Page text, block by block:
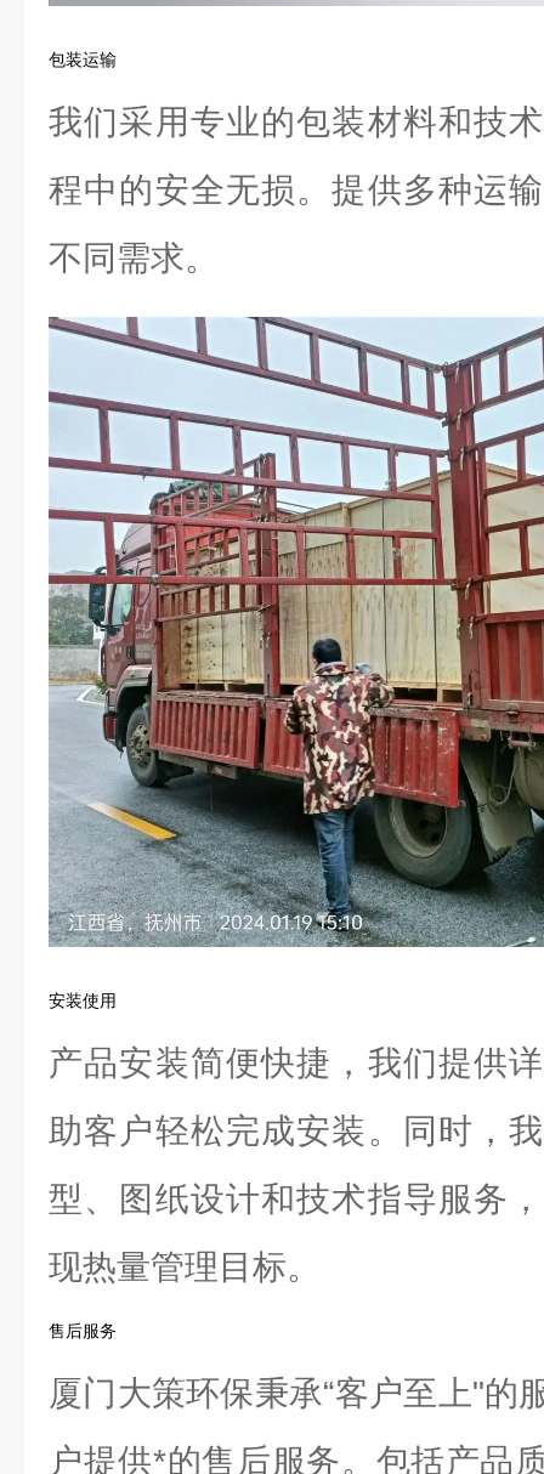
包装运输
我们采用专业的包装材料和技
程中的安全无损。提供多种运
不同需求。
安装使用
产品安装简便快捷，我们提供
助客户轻松完成安装。同时，
型、图纸设计和技术指导服务
现热量管理目标。
售后服务
厦门大策环保秉承“客户至上"的
户提供*的售后服务。包括产品